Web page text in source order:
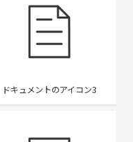
ドキュメントのアイコン3